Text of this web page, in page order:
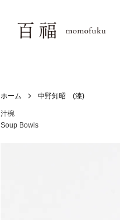
ホーム 中野知昭 (漆)
汁椀
Soup Bowls